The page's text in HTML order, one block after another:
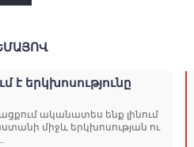
է երկխոսությունը
ականատես ենք լինում
միջև երկխոսության ու